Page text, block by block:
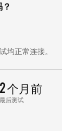
均正常连接。
2 个月前
最后测试